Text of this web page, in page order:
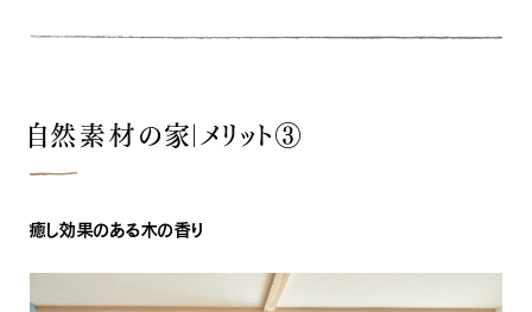
自然素材の家｜メリット③
癒し効果のある木の香り